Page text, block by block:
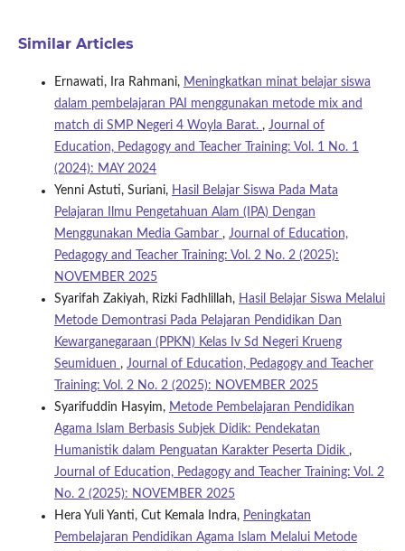
Similar Articles
Ernawati, Ira Rahmani, Meningkatkan minat belajar siswa
dalam pembelajaran PAI menggunakan metode mix and
match di SMP Negeri 4 Woyla Barat. , Journal of
Education, Pedagogy and Teacher Training: Vol. 1 No. 1
(2024): MAY 2024
Yenni Astuti, Suriani, Hasil Belajar Siswa Pada Mata
Pelajaran Ilmu Pengetahuan Alam (IPA) Dengan
Menggunakan Media Gambar , Journal of Education,
Pedagogy and Teacher Training: Vol. 2 No. 2 (2025):
NOVEMBER 2025
Syarifah Zakiyah, Rizki Fadhlillah, Hasil Belajar Siswa Melalui
Metode Demontrasi Pada Pelajaran Pendidikan Dan
Kewarganegaraan (PPKN) Kelas Iv Sd Negeri Krueng
Seumiduen , Journal of Education, Pedagogy and Teacher
Training: Vol. 2 No. 2 (2025): NOVEMBER 2025
Syarifuddin Hasyim, Metode Pembelajaran Pendidikan
Agama Islam Berbasis Subjek Didik: Pendekatan
Humanistik dalam Penguatan Karakter Peserta Didik ,
Journal of Education, Pedagogy and Teacher Training: Vol. 2
No. 2 (2025): NOVEMBER 2025
Hera Yuli Yanti, Cut Kemala Indra, Peningkatan
Pembelajaran Pendidikan Agama Islam Melalui Metode